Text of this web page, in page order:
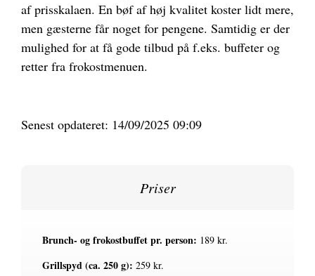
af prisskalaen. En bøf af høj kvalitet koster lidt mere,
men gæsterne får noget for pengene. Samtidig er der
mulighed for at få gode tilbud på f.eks. buffeter og
retter fra frokostmenuen.
Senest opdateret: 14/09/2025 09:09
Priser
Brunch- og frokostbuffet pr. person: 189 kr.
Grillspyd (ca. 250 g): 259 kr.